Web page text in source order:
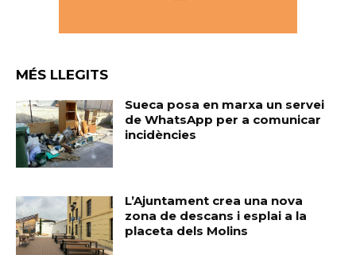
MÉS LLEGITS
Sueca posa en marxa un servei
de WhatsApp per a comunicar
incidències
L’Ajuntament crea una nova
zona de descans i esplai a la
placeta dels Molins